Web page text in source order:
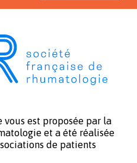
est proposée par la
et a été réalisée
de patients